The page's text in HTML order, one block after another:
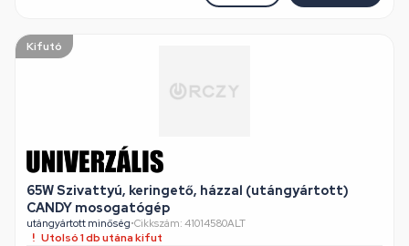
Kifutó
65W Szivattyú, keringető, házzal (utángyártott)
CANDY mosogatógép
utángyártott minőség•Cikkszám: 41014580ALT
Utolsó 1 db utána kifut